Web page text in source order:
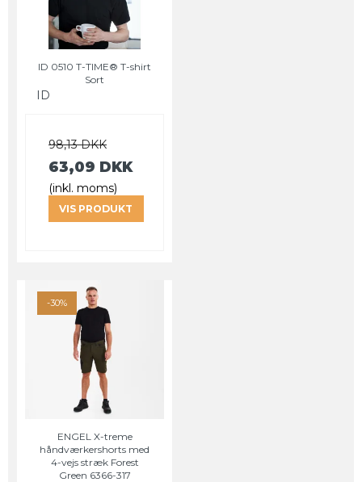
ID 0510 T-TIME® T-shirt
Sort
ID
98,13 DKK
63,09 DKK
(inkl. moms)
VIS PRODUKT
-30%
ENGEL X-treme
håndværkershorts med
4-vejs stræk Forest
Green 6366-317